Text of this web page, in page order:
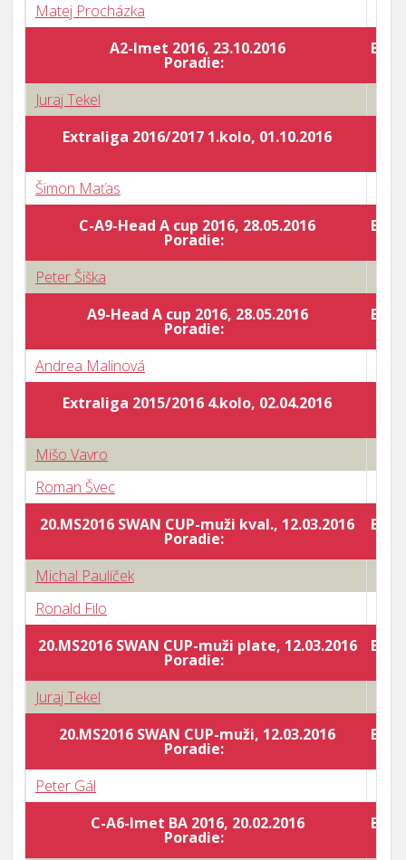
Matej Procházka
A2-Imet 2016, 23.10.2016
Poradie:
Juraj Tekel
Extraliga 2016/2017 1.kolo, 01.10.2016
Šimon Maťas
C-A9-Head A cup 2016, 28.05.2016
Poradie:
Peter Šiška
A9-Head A cup 2016, 28.05.2016
Poradie:
Andrea Malinová
Extraliga 2015/2016 4.kolo, 02.04.2016
Mišo Vavro
Roman Švec
20.MS2016 SWAN CUP-muži kval., 12.03.2016
Poradie:
Michal Paulíček
Ronald Filo
20.MS2016 SWAN CUP-muži plate, 12.03.2016
Poradie:
Juraj Tekel
20.MS2016 SWAN CUP-muži, 12.03.2016
Poradie:
Peter Gál
C-A6-Imet BA 2016, 20.02.2016
Poradie: